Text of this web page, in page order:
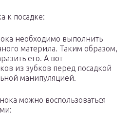
к посадке:
необходимо выполнить
материла. Таким образом,
его. А вот
из зубков перед посадкой
манипуляцией.
можно воспользоваться